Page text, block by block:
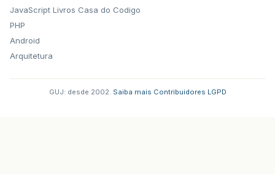
JavaScript
PHP
Android
Arquitetura
Livros Casa do Codigo
GUJ: desde 2002. Saiba mais Contribuidores LGPD